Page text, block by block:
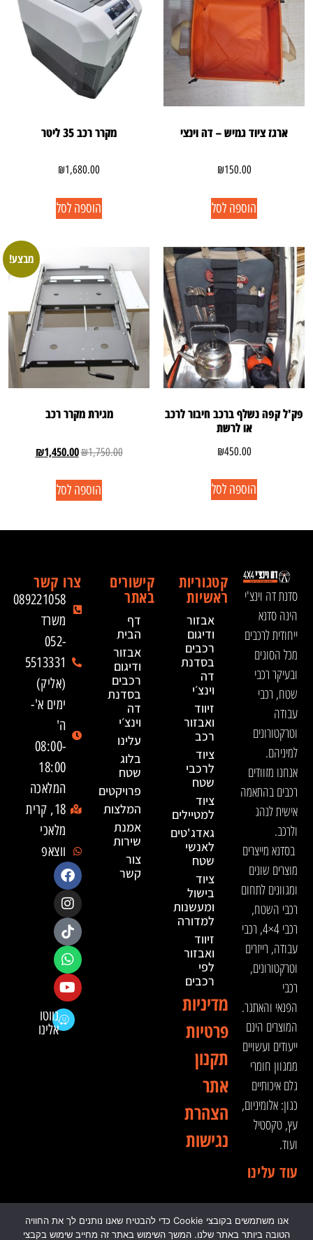
ארגז ציוד גמיש – דה וינצי
₪150.00
הוספה לסל
מקרר רכב 35 ליטר
₪1,680.00
הוספה לסל
פק'ל קפה נשלף ברכב חיבור לרכב
או לרשת
₪450.00
הוספה לסל
מבצע!
מגירת מקרר רכב
₪1,750.00
₪1,450.00
הוספה לסל
סדנת דה וינצ'י
הינה סדנא
ייחודית לרכבים
מכל הסוגים
ובעיקר רכבי
שטח, רכבי
עבודה
וטרקטורונים
למיניהם.
אנחנו מזוודים
רכבים בהתאמה
אישית לנהג
ולרכב.
בסדנא מייצרים
מוצרים שונים
ומגוונים לתחום
רכבי השטח,
רכבי 4×4, רכבי
עבודה, רייזרים
וטרקטורונים,
רכבי
הפנאי והאתגר.
המוצרים הינם
ייעודים ועשויים
ממגוון חומרי
גלם איכותיים
כגון: אלומיניום,
עץ, טקסטיל
ועוד.
עוד עלינו
קטגוריות
ראשיות
אבזור
ודיגום
רכבים
בסדנת
דה
וינצ׳י
זיווד
ואבזור
רכב
ציוד
לרכבי
שטח
ציוד
למטיילים
גאדג'טים
לאנשי
שטח
ציוד
בישול
ומעשנות
למדורה
זיווד
ואבזור
לפי
רכבים
מדיניות
פרטיות
תקנון
אתר
הצהרת
נגישות
קישורים
באתר
דף
הבית
אבזור
ודיגום
רכבים
בסדנת
דה
וינצ׳י
עלינו
בלוג
שטח
פרויקטים
המלצות
אמנת
שירות
צור
קשר
צרו קשר
089221058
משרד
052-
5513331
(אליק)
ימים א'-
ה'
08:00-
18:00
המלאכה
18, קרית
מלאכי
ווצאפ
נווטו
אלינו
© 2024 כל הזכויות שמורות לדה וינצ'י - הסדנא לאבזור
אנו משתמשים בקובצי Cookie כדי להבטיח שאנו נותנים לך את החוויה
הטובה ביותר באתר שלנו. המשך השימוש באתר זה מחייב שימוש בקבצי